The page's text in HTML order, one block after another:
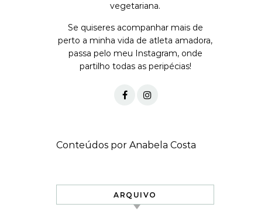
vegetariana.
Se quiseres acompanhar mais de
perto a minha vida de atleta amadora,
passa pelo meu Instagram, onde
partilho todas as peripécias!
Conteúdos por Anabela Costa
ARQUIVO